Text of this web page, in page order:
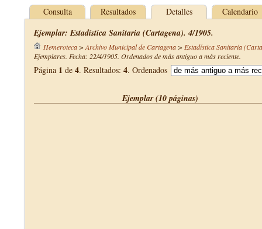
Consulta Resultados Detalles Calendario
Ejemplar: Estadística Sanitaria (Cartagena). 4/1905.
Hemeroteca> Archivo Municipal de Cartagena> Estadística Sanitaria
Ejemplares. Fecha: 22/4/1905. Ordenados de más antiguo a más reciente.
Página 1 de 4. Resultados: 4. Ordenados
Ejemplar (10 páginas)